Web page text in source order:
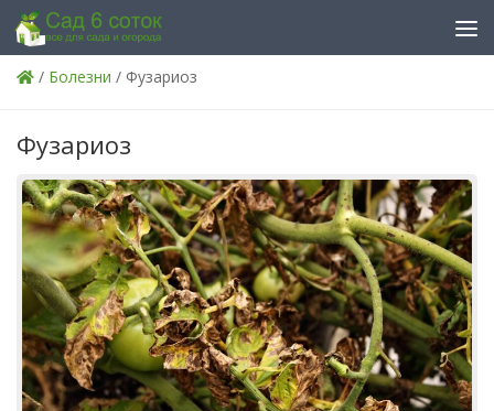
Skip to content
/ Болезни / Фузариоз
Фузариоз